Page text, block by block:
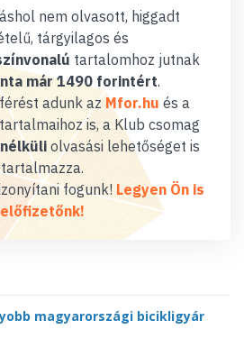
nem olvasott, higgadt
tárgyilagos és
tartalomhoz jutnak
már 1490 forintért.
adunk az Mfor.hu és a
tartalmaihoz is, a Klub csomag
olvasási lehetőséget is
tartalmazza.
fogunk! Legyen Ön is
előfizetőnk!
magyarországi bicikligyár